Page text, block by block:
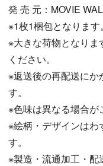
発 売 元：MOVIE
※1枚1梱包となります。
※大きな荷物となりま
ください。
※返送後の再配送にか
す。
※色味は異なる場合が
※絵柄・デザインはわ
す。
※製造・流通加工・